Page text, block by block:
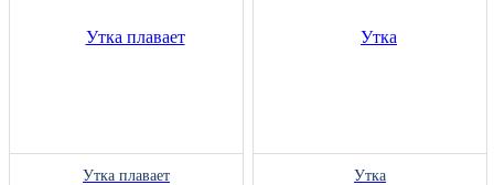
Утка плавает Утка